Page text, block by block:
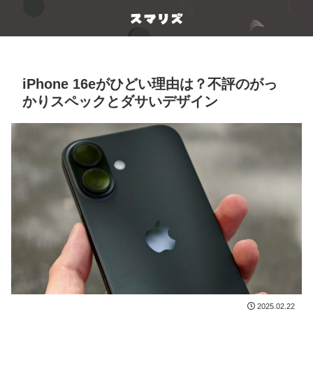
iPhone 16eがひどい理由は？不評のがっ
かりスペックとダサいデザイン
2025.02.22